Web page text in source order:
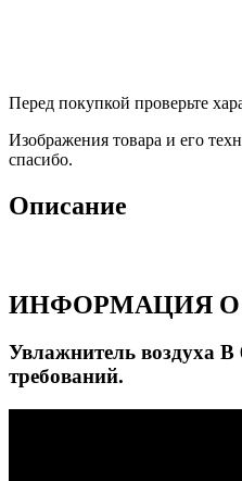
Перед покупкой проверьте
Изображения товара и его
спасибо.
Описание
ИНФОРМАЦИЯ О
Увлажнитель воздуха
требований.